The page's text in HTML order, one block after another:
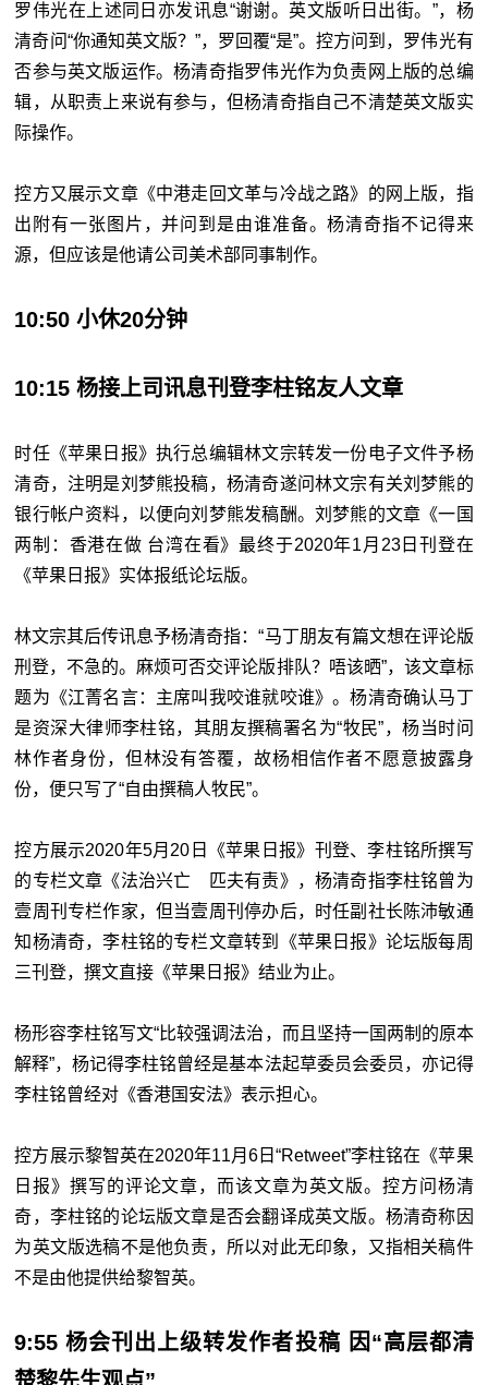
罗伟光在上述同日亦发讯息“谢谢。英文版听日出街。”，杨
清奇问“你通知英文版？”，罗回覆“是”。控方问到，罗伟光有
否参与英文版运作。杨清奇指罗伟光作为负责网上版的总编
辑，从职责上来说有参与，但杨清奇指自己不清楚英文版实
际操作。
控方又展示文章《中港走回文革与冷战之路》的网上版，指
出附有一张图片，并问到是由谁准备。杨清奇指不记得来
源，但应该是他请公司美术部同事制作。
10:50 小休20分钟
10:15 杨接上司讯息刊登李柱铭友人文章
时任《苹果日报》执行总编辑林文宗转发一份电子文件予杨
清奇，注明是刘梦熊投稿，杨清奇遂问林文宗有关刘梦熊的
银行帐户资料，以便向刘梦熊发稿酬。刘梦熊的文章《一国
两制：香港在做 台湾在看》最终于2020年1月23日刊登在
《苹果日报》实体报纸论坛版。
林文宗其后传讯息予杨清奇指：“马丁朋友有篇文想在评论版
刑登，不急的。麻烦可否交评论版排队？唔该晒”，该文章标
题为《江菁名言：主席叫我咬谁就咬谁》。杨清奇确认马丁
是资深大律师李柱铭，其朋友撰稿署名为“牧民”，杨当时问
林作者身份，但林没有答覆，故杨相信作者不愿意披露身
份，便只写了“自由撰稿人牧民”。
控方展示2020年5月20日《苹果日报》刊登、李柱铭所撰写
的专栏文章《法治兴亡 匹夫有责》，杨清奇指李柱铭曾为
壹周刊专栏作家，但当壹周刊停办后，时任副社长陈沛敏通
知杨清奇，李柱铭的专栏文章转到《苹果日报》论坛版每周
三刊登，撰文直接《苹果日报》结业为止。
杨形容李柱铭写文“比较强调法治，而且坚持一国两制的原本
解释”，杨记得李柱铭曾经是基本法起草委员会委员，亦记得
李柱铭曾经对《香港国安法》表示担心。
控方展示黎智英在2020年11月6日“Retweet”李柱铭在《苹果
日报》撰写的评论文章，而该文章为英文版。控方问杨清
奇，李柱铭的论坛版文章是否会翻译成英文版。杨清奇称因
为英文版选稿不是他负责，所以对此无印象，又指相关稿件
不是由他提供给黎智英。
9:55 杨会刊出上级转发作者投稿 因“高层都清